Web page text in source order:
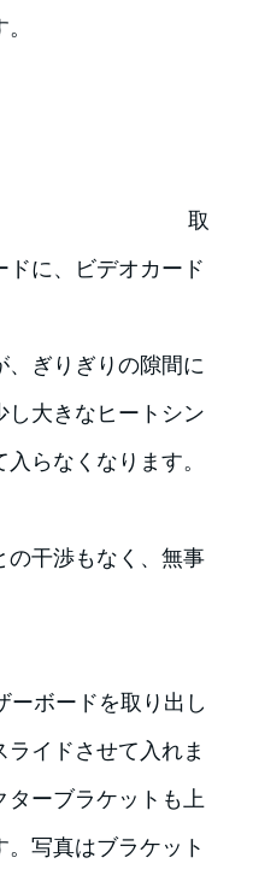
取
ドに、ビデオカード
、ぎりぎりの隙間に
し大きなヒートシン
らなくなります。
の干渉もなく、無事
ーボードを取り出し
イドさせて入れま
ターブラケットも上
写真はブラケット